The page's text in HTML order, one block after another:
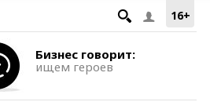
16+
Бизнес говорит:
ищем героев